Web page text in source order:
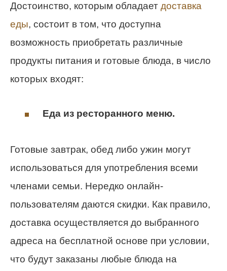
Достоинство, которым обладает доставка
еды, состоит в том, что доступна
возможность приобретать различные
продукты питания и готовые блюда, в число
которых входят:
Еда из ресторанного меню.
Готовые завтрак, обед либо ужин могут
использоваться для употребления всеми
членами семьи. Нередко онлайн-
пользователям даются скидки. Как правило,
доставка осуществляется до выбранного
адреса на бесплатной основе при условии,
что будут заказаны любые блюда на